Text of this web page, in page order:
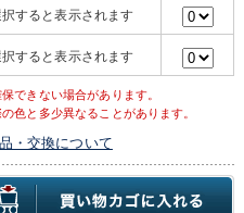
すると表示されます
すると表示されます
できない場合があります。
色と多少異なることがあります。
・交換について